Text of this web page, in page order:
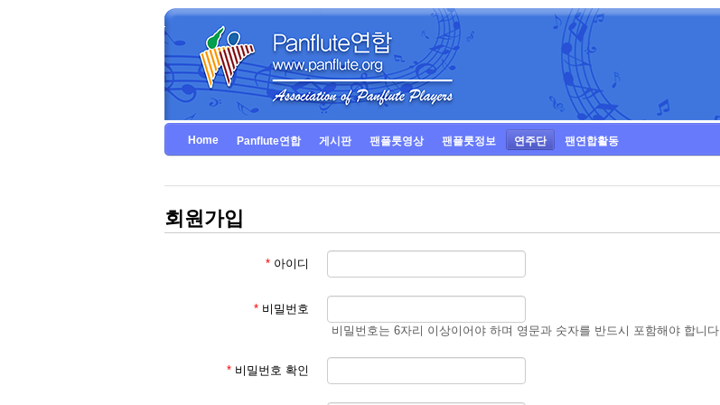
Home Panflute연합 게시판 팬플룻영상 팬플룻정보 연주단 팬연합활동
회원가입
* 아이디
* 비밀번호
비밀번호는 6자리 이상이어야 하며 영문과 숫자를 반드시 포함해야 합니다.
* 비밀번호 확인